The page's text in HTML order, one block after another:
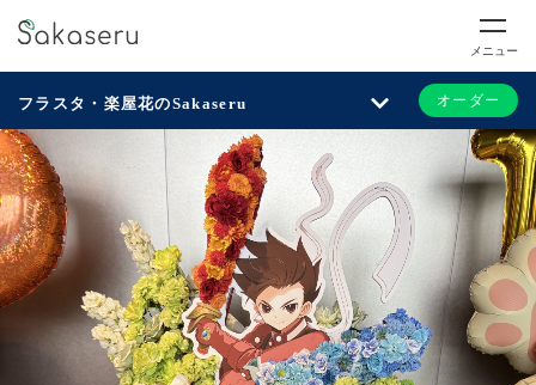
メニュー
フラスタ・楽屋花のSakaseru オーダー